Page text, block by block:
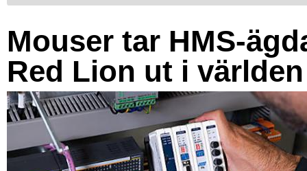
Mouser tar HMS-
Red Lion ut i världen